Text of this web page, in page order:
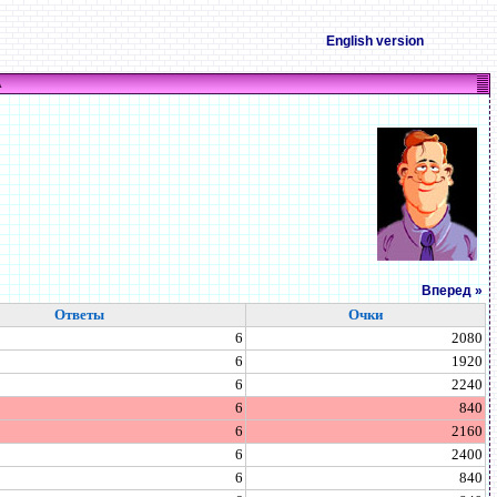
English version
Вперед »
Ответы
Очки
6
2080
6
1920
6
2240
6
840
6
2160
6
2400
6
840